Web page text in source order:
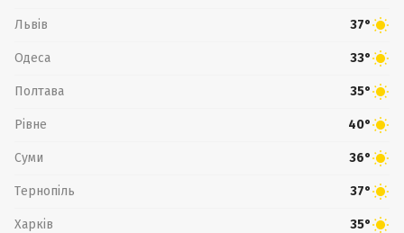
Львів 37°
Одеса 33°
Полтава 35°
Рівне 40°
Суми 36°
Тернопіль 37°
Харків 35°